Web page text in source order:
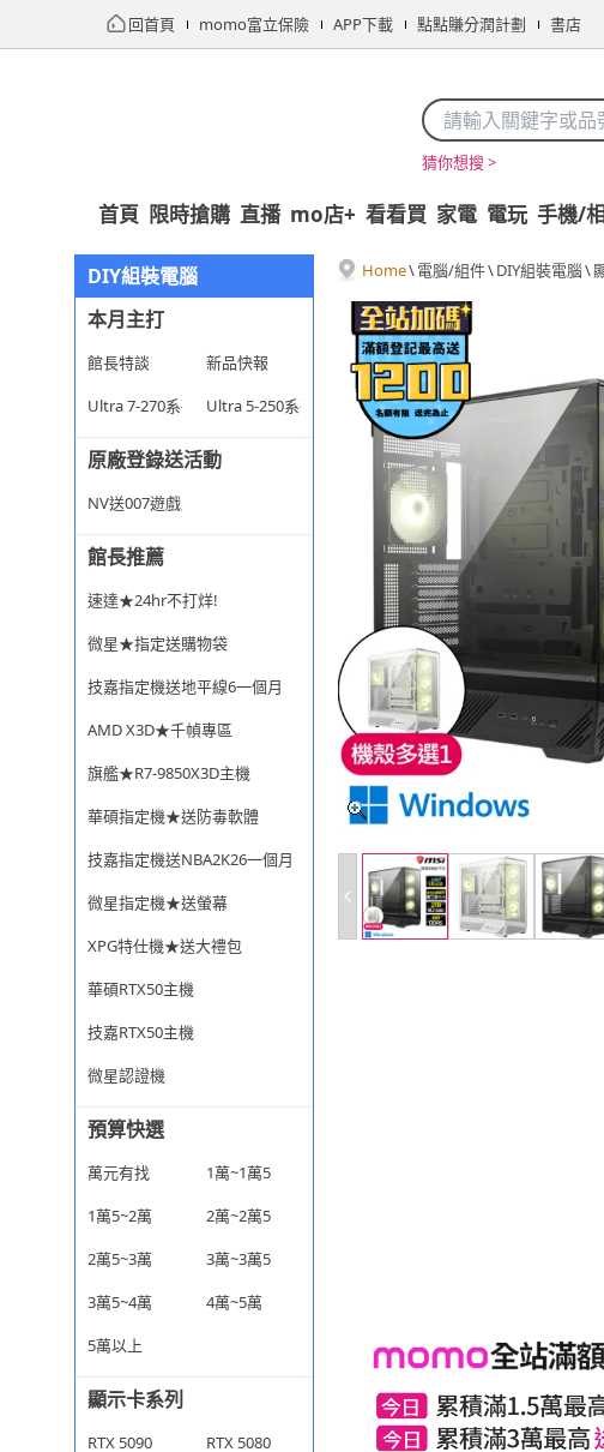
回首頁 momo富立保險 APP下載 點點賺分潤計劃 書店
猜你想搜 >
首頁 限時搶購 直播 mo店+ 看看買 家電 電玩 手機/
DIY組裝電腦
本月主打
館長特談
新品快報
Ultra 7-270系列
Ultra 5-250系列
原廠登錄送活動
NV送007遊戲序號
館長推薦
速達★24hr不打烊!
微星★指定送購物袋
技嘉指定機送地平線6一個月
AMD X3D★千幀專區
旗艦★R7-9850X3D主機
華碩指定機★送防毒軟體
技嘉指定機送NBA2K26一個月
微星指定機★送螢幕
XPG特仕機★送大禮包
華碩RTX50主機
技嘉RTX50主機
微星認證機
預算快選
萬元有找
1萬~1萬5
1萬5~2萬
2萬~2萬5
2萬5~3萬
3萬~3萬5
3萬5~4萬
4萬~5萬
5萬以上
顯示卡系列
RTX 5090
RTX 5080
Home\電腦/組件\DIY組裝電腦\